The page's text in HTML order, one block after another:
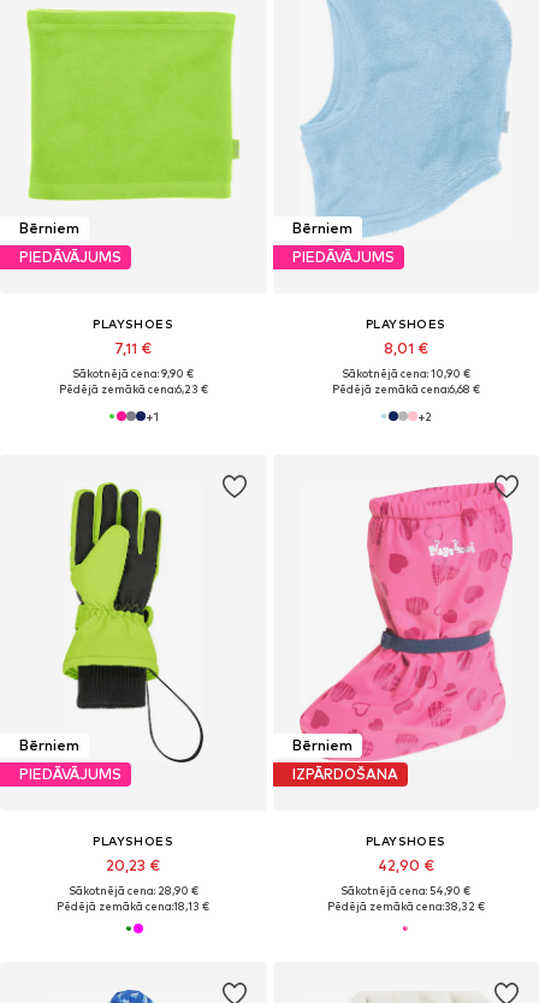
Bērniem
PIEDĀVĀJUMS
PLAYSHOES
7,11 €
Sākotnējā cena: 9,90 €
Pēdējā zemākā cena:6,23 €
+1
Bērniem
PIEDĀVĀJUMS
PLAYSHOES
8,01 €
Sākotnējā cena: 10,90 €
Pēdējā zemākā cena:6,68 €
+2
Bērniem
PIEDĀVĀJUMS
PLAYSHOES
20,23 €
Sākotnējā cena: 28,90 €
Pēdējā zemākā cena:18,13 €
Bērniem
IZPĀRDOŠANA
PLAYSHOES
42,90 €
Sākotnējā cena: 54,90 €
Pēdējā zemākā cena:38,32 €